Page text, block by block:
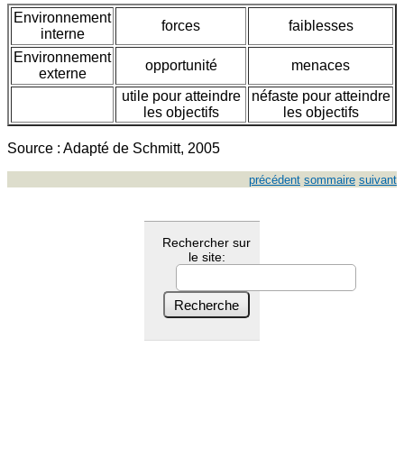
Environnement
interne
forces faiblesses
Environnement
externe
opportunité
menaces
utile pour atteindre
les objectifs
néfaste pour atteindre
les objectifs
Source : Adapté de Schmitt, 2005
précédent sommaire suivant
Rechercher sur
le site: